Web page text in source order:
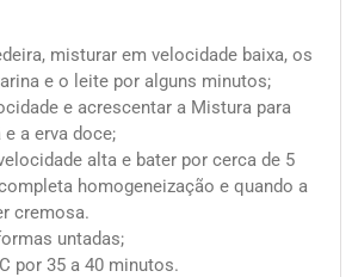
misturar em velocidade baixa, os
e o leite por alguns minutos;
e acrescentar a Mistura para
e a erva doce;
alta e bater por cerca de 5
homogeneização e quando a
cremosa.
untadas;
por 35 a 40 minutos.